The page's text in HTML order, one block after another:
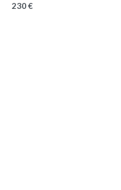
230 €